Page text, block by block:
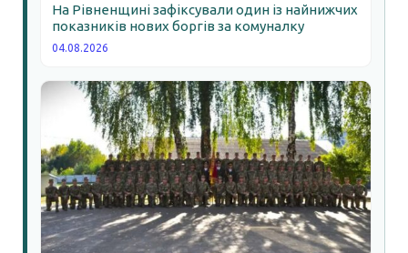
На Рівненщині зафіксували один із найнижчих
показників нових боргів за комуналку
04.08.2026